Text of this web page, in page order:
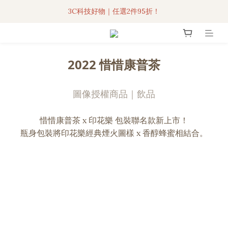
3C科技好物｜任選2件95折！
3C科技好物｜任選2件95折！
聯名iPhone手機殼現貨4折起🔥
超人氣聯名自動傘任2件9折！
2022 惜惜康普茶
圖像授權商品｜飲品
惜惜康普茶 x 印花樂 包裝聯名款新上市！
瓶身包裝將印花樂經典煙火圖樣 x 香醇蜂蜜相結合。